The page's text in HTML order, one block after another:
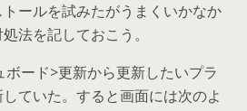
ールを試みたがうまくいかなか
法を記しておこう。
ード>更新から更新したいプラ
ていた。すると画面には次のよ